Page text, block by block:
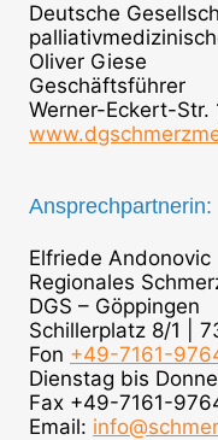
Deutsche
Oliver Giese
Geschäftsführer
Werner-Eckert-Str.
Ansprechpartnerin:
Elfriede Andonovic
Regionales
DGS – Göppingen
Schillerplatz 8/1 |
Fon +49-7161-
Dienstag bis
Fax +49-7161-
Email: